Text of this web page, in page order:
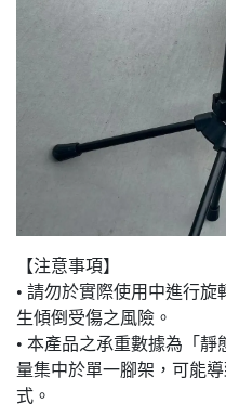
【注意事項】
• 請勿於實際使用中進行
生傾倒受傷之風險。
• 本產品之承重數據為「
量集中於單一腳架，可能
式。